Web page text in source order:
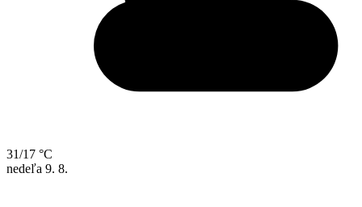
31/17 °C
nedeľa 9. 8.